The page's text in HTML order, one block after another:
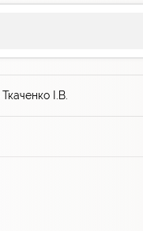
Ткаченко І.В.